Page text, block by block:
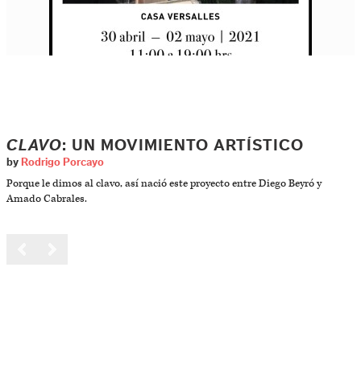
CLAVO: UN MOVIMIENTO ARTÍSTICO
by Rodrigo Porcayo
Porque le dimos al clavo, así nació este proyecto entre Diego Beyró y
Amado Cabrales.